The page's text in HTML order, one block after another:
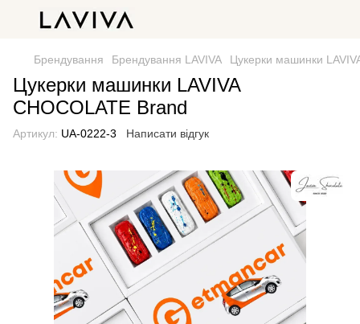
Брендування Брендування LAVIVA Цукерки машинки
Цукерки машинки LAVIVA
CHOCOLATE Brand
Артикул: UA-0222-3 Написати відгук